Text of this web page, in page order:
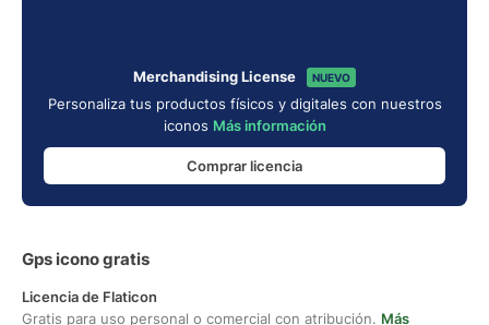
Merchandising License NUEVO
Personaliza tus productos físicos y digitales con nuestros
iconos Más información
Comprar licencia
Gps icono gratis
Licencia de Flaticon
Gratis para uso personal o comercial con atribución. Más